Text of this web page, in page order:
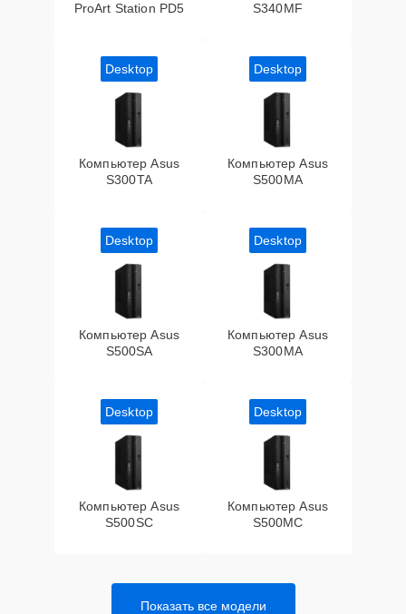
ProArt Station PD5
S340MF
Desktop
Компьютер Asus
S300TA
Desktop
Компьютер Asus
S500MA
Desktop
Компьютер Asus
S500SA
Desktop
Компьютер Asus
S300MA
Desktop
Компьютер Asus
S500SC
Desktop
Компьютер Asus
S500MC
Показать все модели